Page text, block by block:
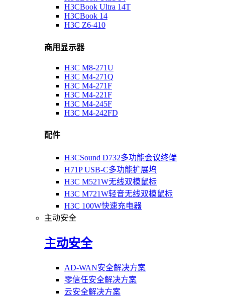
H3CBook Ultra 14T
H3CBook 14
H3C Z6-410
商用显示器
H3C M8-271U
H3C M4-271Q
H3C M4-271F
H3C M4-221F
H3C M4-245F
H3C M4-242FD
配件
H3CSound D732多功能会议终端
H71P USB-C多功能扩展坞
H3C M521W无线双模鼠标
H3C M721W轻音无线双模鼠标
H3C 100W快速充电器
主动安全
主动安全
AD-WAN安全解决方案
零信任安全解决方案
云安全解决方案